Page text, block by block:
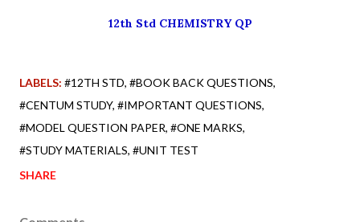
12th Std CHEMISTRY QP
LABELS: #12TH STD #BOOK BACK QUESTIONS
#CENTUM STUDY #IMPORTANT QUESTIONS
#MODEL QUESTION PAPER #ONE MARKS
#STUDY MATERIALS #UNIT TEST
SHARE